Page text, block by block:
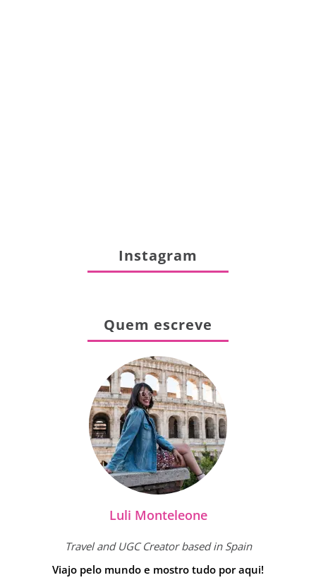
Instagram
Quem escreve
Luli Monteleone
Travel and UGC Creator based in Spain
Viajo pelo mundo e mostro tudo por aqui!